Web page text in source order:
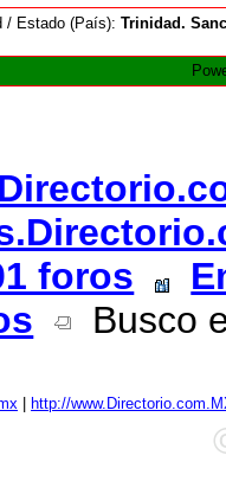
/ Estado (País):Trinidad.
foros
Busco
http://